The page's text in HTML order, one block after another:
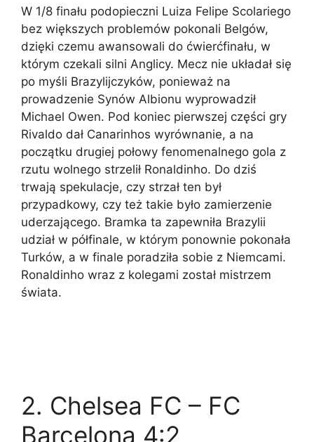
W 1/8 finału podopieczni Luiza Felipe Scolariego
bez większych problemów pokonali Belgów,
dzięki czemu awansowali do ćwierćfinału, w
którym czekali silni Anglicy. Mecz nie układał się
po myśli Brazylijczyków, ponieważ na
prowadzenie Synów Albionu wyprowadził
Michael Owen. Pod koniec pierwszej części gry
Rivaldo dał Canarinhos wyrównanie, a na
początku drugiej połowy fenomenalnego gola z
rzutu wolnego strzelił Ronaldinho. Do dziś
trwają spekulacje, czy strzał ten był
przypadkowy, czy też takie było zamierzenie
uderzającego. Bramka ta zapewniła Brazylii
udział w półfinale, w którym ponownie pokonała
Turków, a w finale poradziła sobie z Niemcami.
Ronaldinho wraz z kolegami został mistrzem
świata.
2. Chelsea FC – FC
Barcelona 4:2